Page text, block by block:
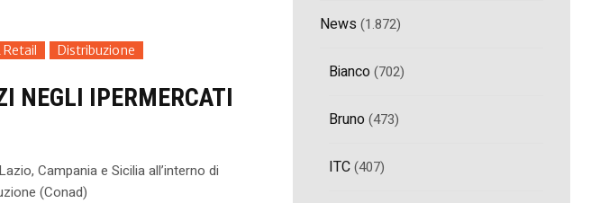
Retail Distribuzione
NEGLI IPERMERCATI
Campania e Sicilia all’interno di
(Conad)
News (1.872)
Bianco(702)
Bruno(473)
ITC(407)